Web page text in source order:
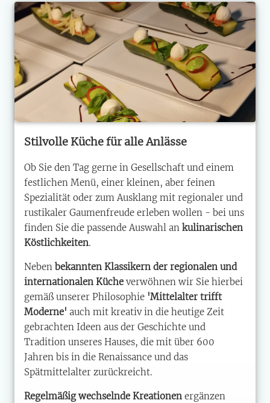
Stilvolle Küche für alle Anlässe
Ob Sie den Tag gerne in Gesellschaft und einem
festlichen Menü, einer kleinen, aber feinen
Spezialität oder zum Ausklang mit regionaler und
rustikaler Gaumenfreude erleben wollen - bei uns
finden Sie die passende Auswahl an kulinarischen
Köstlichkeiten.
Neben bekannten Klassikern der regionalen und
internationalen Küche verwöhnen wir Sie hierbei
gemäß unserer Philosophie 'Mittelalter trifft
Moderne' auch mit kreativ in die heutige Zeit
gebrachten Ideen aus der Geschichte und
Tradition unseres Hauses, die mit über 600
Jahren bis in die Renaissance und das
Spätmittelalter zurückreicht.
Regelmäßig wechselnde Kreationen ergänzen